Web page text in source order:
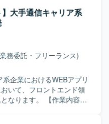
体的に開発を進められる
システムの解析や改修に
ニケーションを取りなが
。 【ポジション
一連の工程に携わること
の実務経験を幅広く積む
解析を通じて、既存コー
ことができる環境です。
を用いたWEBシステム
Linux環境上で開発を行っ
大手通信キャリア系
務委託・フリーランス)
系企業におけるWEBアプリ
いて、フロントエンド領
【作業内容】